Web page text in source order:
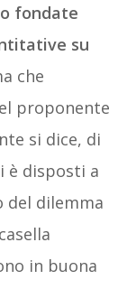
fondate
su
che
proponente
si dice, di
è disposti a
del dilemma
in buona